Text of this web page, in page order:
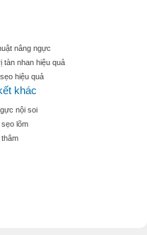
nâng ngực
tàn nhan hiệu quả
hiệu quả
khác
nội soi
lõm